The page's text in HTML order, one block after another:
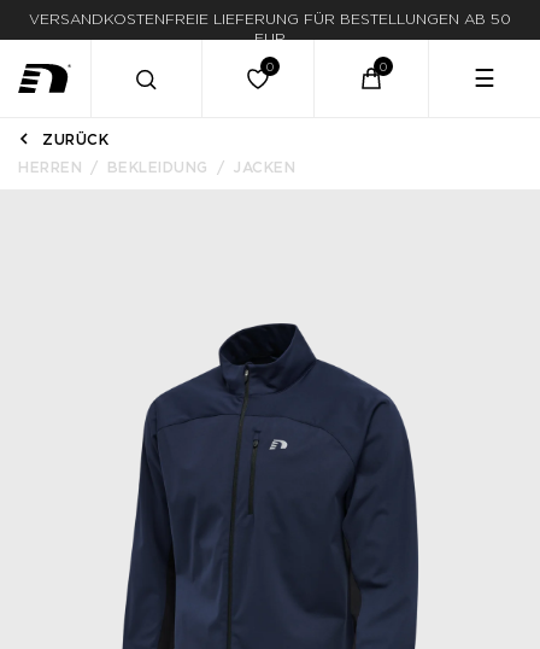
LIEFERUNG IN 1-3 WERKTAGEN
☰
ZURÜCK
HERREN
BEKLEIDUNG JACKEN